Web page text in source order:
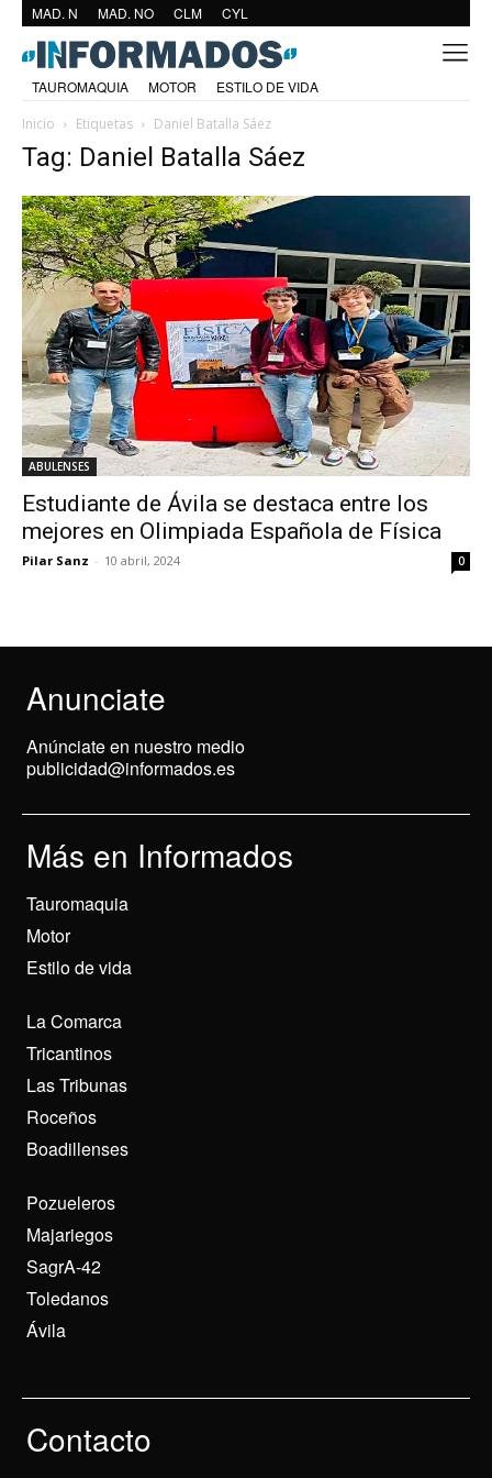
MAD. N MAD. NO CLM CYL
TAUROMAQUIA MOTOR
ESTILO DE VIDA
Inicio
Etiquetas Daniel Batalla Sáez
Tag: Daniel Batalla Sáez
ABULENSES
Estudiante de Ávila se destaca entre los
mejores en Olimpiada Española de Física
Pilar Sanz - 10 abril, 2024 0
Anunciate
Anúnciate en nuestro medio
publicidad@informados.es
Más en Informados
Tauromaquia
Motor
Estilo de vida
La Comarca
Tricantinos
Las Tribunas
Roceños
Boadillenses
Pozueleros
Majariegos
SagrA-42
Toledanos
Ávila
Contacto